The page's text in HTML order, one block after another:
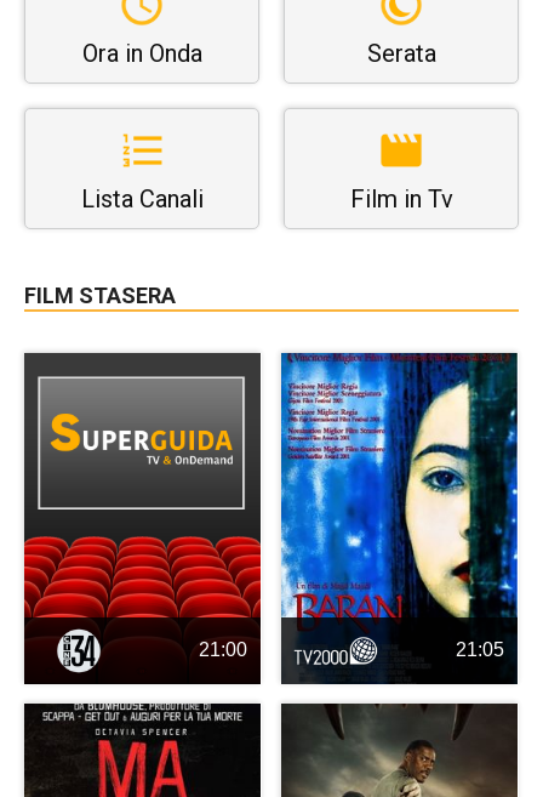
Ora in Onda Serata
Lista Canali Film in Tv
FILM STASERA
21:00 21:05